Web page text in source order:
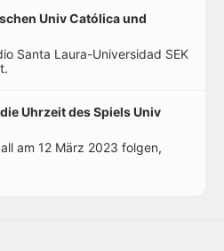
Univ Católica und
Santa Laura-Universidad SEK
Uhrzeit des Spiels Univ
am 12 März 2023 folgen,